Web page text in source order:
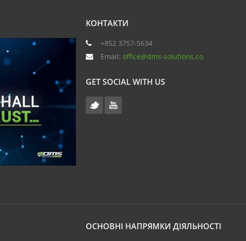
КОНТАКТИ
+852 3757-5634
Email: office@dms-solutions.co
GET SOCIAL WITH US
ОСНОВНІ НАПРЯМКИ ДІЯЛЬНОСТІ